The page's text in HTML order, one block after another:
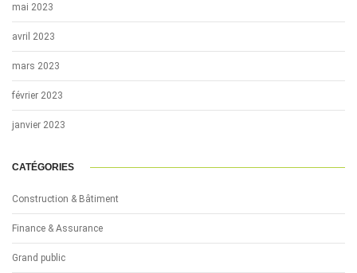
mai 2023
avril 2023
mars 2023
février 2023
janvier 2023
CATÉGORIES
Construction & Bâtiment
Finance & Assurance
Grand public